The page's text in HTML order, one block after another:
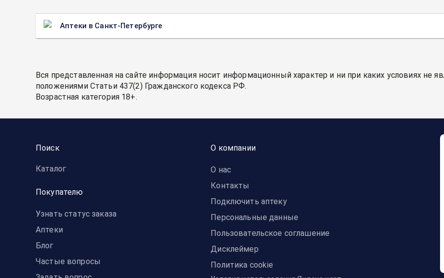
Аптеки в Санкт-Петербурге
Вся представленная на сайте информация носит информационный характер и ни при каких условиях не
положениями Статьи 437(2) Гражданского кодекса РФ.
Возрастная категория 18+.
Поиск
Каталог
Покупателю
Узнать статус заказа
Аптеки
Блог
Частые вопросы
О компании
О нас
Контакты
Подключить аптеку
Персональные данные
Пользовательское соглашение
Дисклеймер
Политика cookie